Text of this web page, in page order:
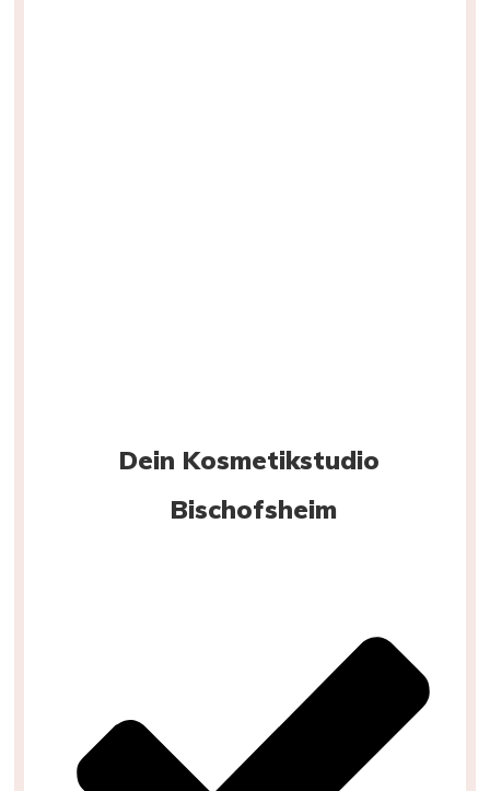
Dein Kosmetikstudio
Bischofsheim